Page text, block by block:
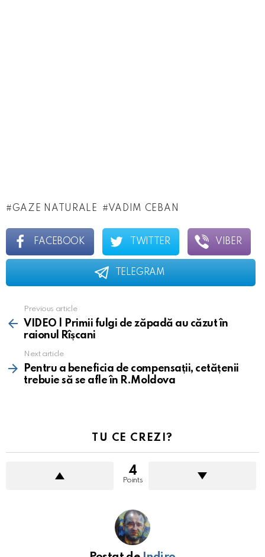
GAZE NATURALE VADIM CEBAN
FACEBOOK TWITTER VIBER
TELEGRAM
more
Previous article
VIDEO | Primii fulgi de zăpadă au căzut în
raionul Rîșcani
Next article
Pentru a beneficia de compensații, cetățenii
trebuie să se afle în R.Moldova
TU CE CREZI?
4
Points